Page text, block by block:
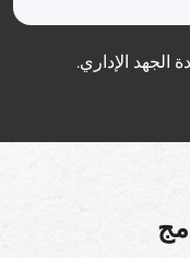
الجهد الإداري.